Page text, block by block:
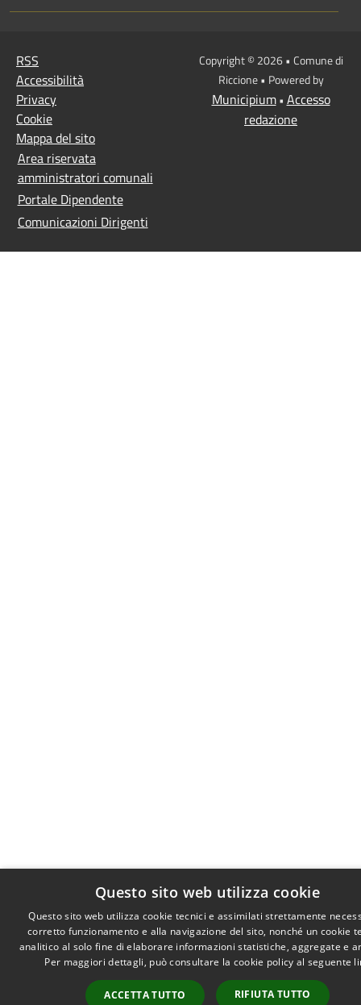
RSS
Accessibilità
Privacy
Cookie
Mappa del sito
Area riservata
amministratori comunali
Portale Dipendente
Comunicazioni Dirigenti
Copyright © 2026 • Comune di
Riccione • Powered by
Municipium• Accesso
redazione
Questo sito web utilizza cookie
Questo sito web utilizza cookie tecnici e assimilati strettamente
corretto funzionamento e alla navigazione del sito, nonché un cookie
analitico al solo fine di elaborare informazioni statistiche, aggregate e
Per maggiori dettagli, può consultare la cookie policy al seguente
ACCETTA TUTTO RIFIUTA TUTTO